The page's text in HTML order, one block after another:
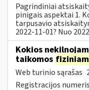
Pagrindiniai
pinigais aspektai 1.
tarpusavio
2022-11-01? Nuo
Kokios
taikomos
Web turinio sąrašas
Registracijos